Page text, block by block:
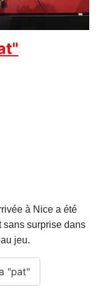
à Nice a été
sans surprise dans
jeu.
"pat"